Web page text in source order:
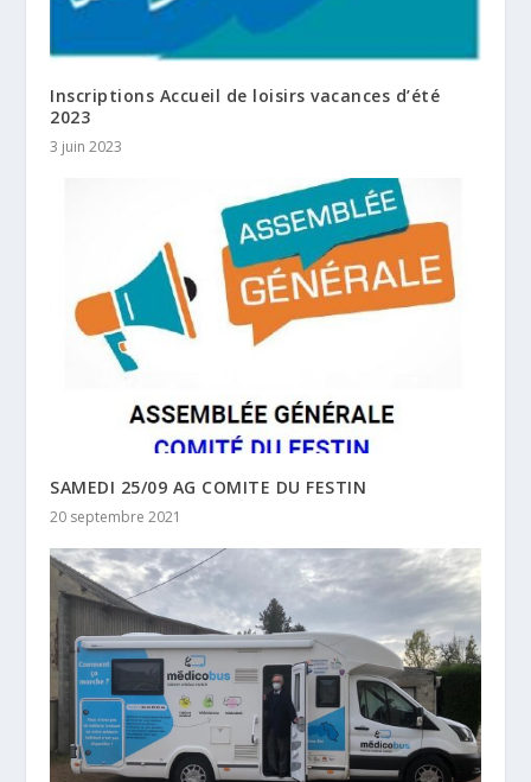
Inscriptions Accueil de loisirs vacances d’été
2023
3 juin 2023
SAMEDI 25/09 AG COMITE DU FESTIN
20 septembre 2021